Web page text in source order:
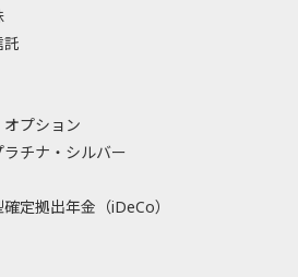
託
プション
ラチナ・シルバー
定拠出年金（iDeCo）